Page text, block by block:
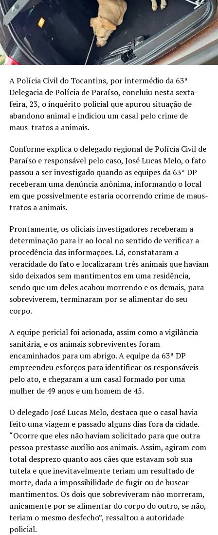
A Polícia Civil do Tocantins, por intermédio da 63ª
Delegacia de Polícia de Paraíso, concluiu nesta sexta-
feira, 23, o inquérito policial que apurou situação de
abandono animal e indiciou um casal pelo crime de
maus-tratos a animais.
Conforme explica o delegado regional de Polícia Civil de
Paraíso e responsável pelo caso, José Lucas Melo, o fato
passou a ser investigado quando as equipes da 63ª DP
receberam uma denúncia anônima, informando o local
em que possivelmente estaria ocorrendo crime de maus-
tratos a animais.
Prontamente, os oficiais investigadores receberam a
determinação para ir ao local no sentido de verificar a
procedência das informações. Lá, constataram a
veracidade do fato e localizaram três animais que haviam
sido deixados sem mantimentos em uma residência,
sendo que um deles acabou morrendo e os demais, para
sobreviverem, terminaram por se alimentar do seu
corpo.
A equipe pericial foi acionada, assim como a vigilância
sanitária, e os animais sobreviventes foram
encaminhados para um abrigo. A equipe da 63ª DP
empreendeu esforços para identificar os responsáveis
pelo ato, e chegaram a um casal formado por uma
mulher de 49 anos e um homem de 45.
O delegado José Lucas Melo, destaca que o casal havia
feito uma viagem e passado alguns dias fora da cidade.
“Ocorre que eles não haviam solicitado para que outra
pessoa prestasse auxílio aos animais. Assim, agiram com
total desprezo quanto aos cães que estavam sob sua
tutela e que inevitavelmente teriam um resultado de
morte, dada a impossibilidade de fugir ou de buscar
mantimentos. Os dois que sobreviveram não morreram,
unicamente por se alimentar do corpo do outro, se não,
teriam o mesmo desfecho”, ressaltou a autoridade
policial.